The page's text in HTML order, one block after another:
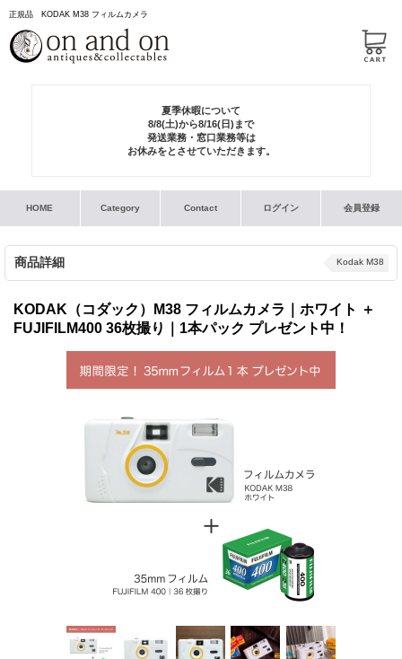
正規品 KODAK M38 フィルムカメラ
夏季休暇について
8/8(土)から8/16(日)まで
発送業務・窓口業務等は
お休みをとさせていただきます。
HOME Category Contact ログイン 会員登録
商品詳細 Kodak M38
KODAK（コダック）M38 フィルムカメラ｜ホワイト ＋
FUJIFILM400 36枚撮り｜1本パック プレゼント中！